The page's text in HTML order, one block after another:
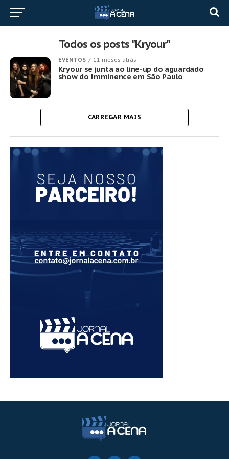
Todos os posts "Kryour"
EVENTOS 11 meses atrás
Kryour se junta ao line-up do aguardado
show do Imminence em São Paulo
CARREGAR MAIS